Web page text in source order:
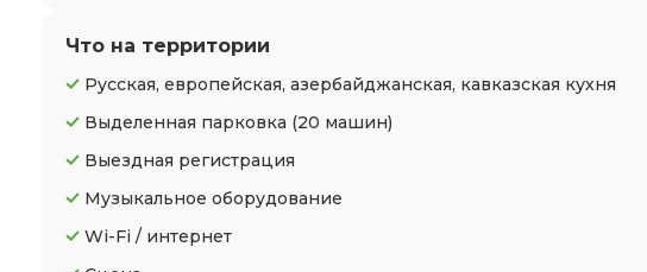
Что на территории
Русская, европейская, азербайджанская, кавказская кухня
Выделенная парковка (20 машин)
Выездная регистрация
Музыкальное оборудование
Wi-Fi / интернет